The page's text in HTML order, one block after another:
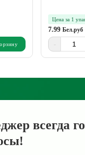
Цена за 1
7.99Бел.руб
-
всегда